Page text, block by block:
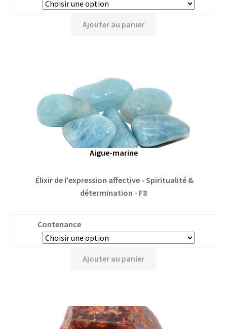
Ajouter au panier
Aigue-marine
Élixir de l'expression affective - Spiritualité &
détermination - F8
Contenance
Ajouter au panier